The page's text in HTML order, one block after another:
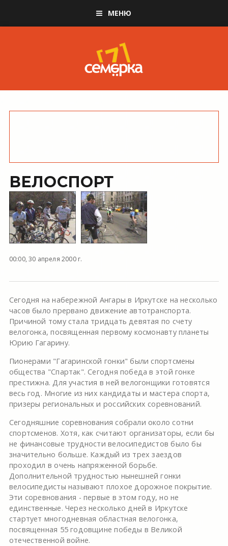
МЕНЮ
ВЕЛОСПОРТ
00:00, 30 апреля 2000 г.
Сегодня на набережной Ангары в Иркутске на несколько
часов было прервано движение автотранспорта.
Причиной тому стала тридцать девятая по счету
велогонка, посвященная первому космонавту планеты
Юрию Гагарину.
Пионерами "Гагаринской гонки" были спортсмены
общества "Спартак". Сегодня победа в этой гонке
престижна. Для участия в ней велогонщики готовятся
весь год. Многие из них кандидаты и мастера спорта,
призеры региональных и российских соревнований.
Сегодняшние соревнования собрали около сотни
спортсменов. Хотя, как считают организаторы, если бы
не финансовые трудности велосипедистов было бы
значительно больше. Каждый из трех заездов
проходил в очень напряженной борьбе.
Дополнительной трудностью нынешней гонки
велосипедисты называют плохое дорожное покрытие.
Эти соревнования - первые в этом году, но не
единственные. Через несколько дней в Иркутске
стартует многодневная областная велогонка,
посвященная 55 годовщине победы в Великой
отечественной войне.